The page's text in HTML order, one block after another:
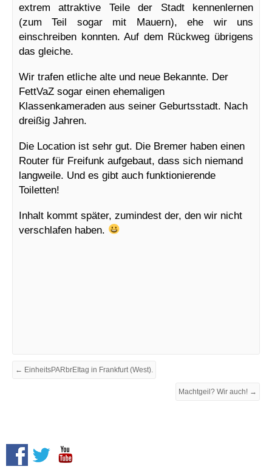
extrem attraktive Teile der Stadt kennenlernen
(zum Teil sogar mit Mauern), ehe wir uns
einschreiben konnten. Auf dem Rückweg übrigens
das gleiche.
Wir trafen etliche alte und neue Bekannte. Der
FettVaZ sogar einen ehemaligen
Klassenkameraden aus seiner Geburtsstadt. Nach
dreißig Jahren.
Die Location ist sehr gut. Die Bremer haben einen
Router für Freifunk aufgebaut, dass sich niemand
langweile. Und es gibt auch funktionierende
Toiletten!
Inhalt kommt später, zumindest der, den wir nicht
verschlafen haben.
← EinheitsPARbrEItag in Frankfurt (West).
Machtgeil? Wir auch! →